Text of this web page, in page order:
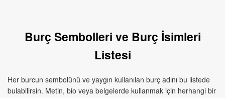
Burç Sembolleri ve Burç İsimleri
Listesi
Her burcun sembolünü ve yaygın kullanılan burç adını bu listede
bulabilirsin. Metin, bio veya belgelerde kullanmak için herhangi bir